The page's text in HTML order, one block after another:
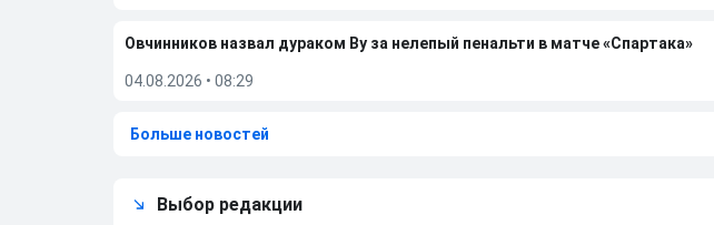
Овчинников назвал дураком Ву за нелепый пенальти в матче «Спартака»
04.08.2026 • 08:29
Больше новостей
Выбор редакции